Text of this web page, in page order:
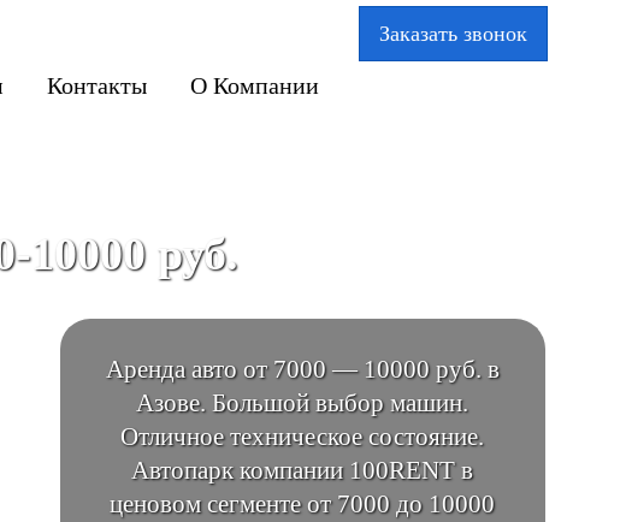
Заказать звонок
Контакты О Компании
10000 руб.
Аренда авто от 7000 — 10000 руб. в
Азове. Большой выбор машин.
Отличное техническое состояние.
Автопарк компании 100RENT в
ценовом сегменте от 7000 до 10000